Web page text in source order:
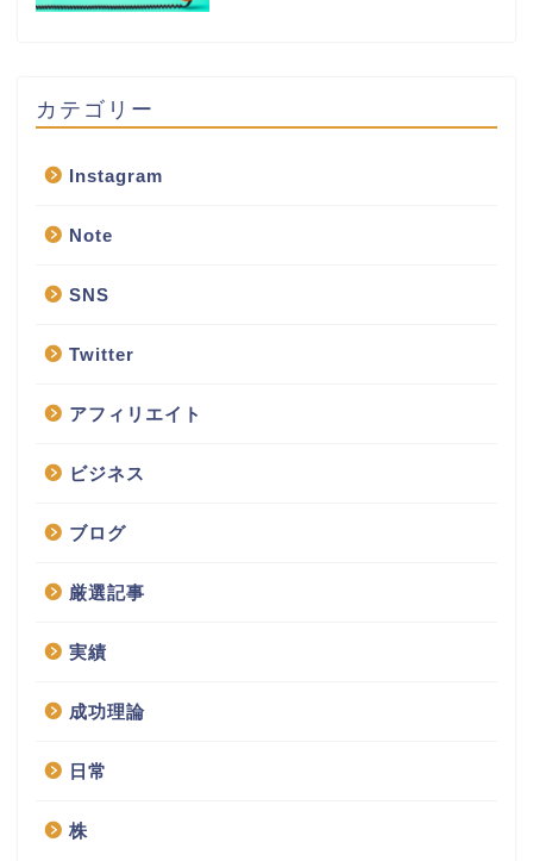
カテゴリー
Instagram
Note
SNS
Twitter
アフィリエイト
ビジネス
ブログ
厳選記事
実績
成功理論
日常
株